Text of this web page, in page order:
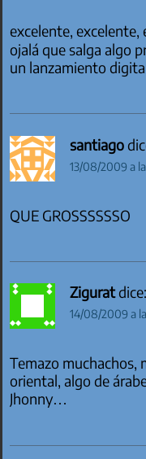
excelente,
ojalá que salga algo
un lanzamiento
santiago
13/08/2009 a
QUE GROSSSSSSO
Ziguratdice:
14/08/2009 a
Temazo muchachos,
oriental, algo de
Jhonny…